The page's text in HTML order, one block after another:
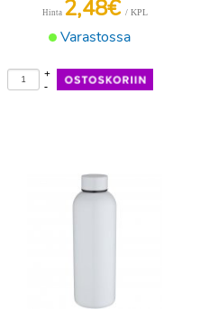
Varastossa
Hinta 2,48€ / KPL
-
+